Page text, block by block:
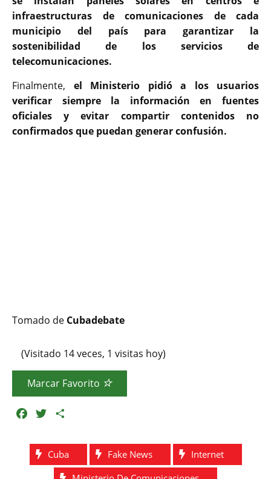
infraestructuras de comunicaciones de cada
municipio del país para garantizar la
sostenibilidad de los servicios de
telecomunicaciones.
Finalmente, el Ministerio pidió a los usuarios
verificar siempre la información en fuentes
oficiales y evitar compartir contenidos no
confirmados que puedan generar confusión.
Tomado de Cubadebate
(Visitado 14 veces, 1 visitas hoy)
Marcar Favorito
c
i
t
m
p
a
Cuba Fake News
Internet